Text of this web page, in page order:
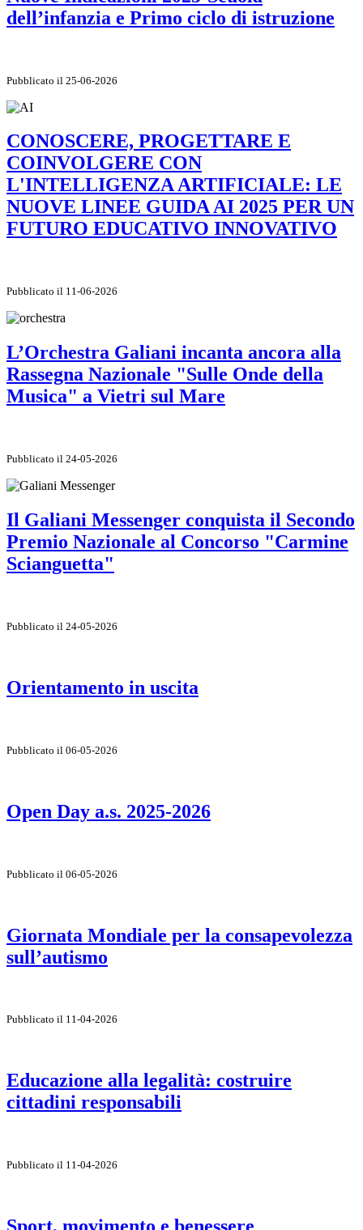
dell’infanzia e Primo ciclo di istruzione
Pubblicato il 25-06-2026
CONOSCERE, PROGETTARE E
COINVOLGERE CON
L'INTELLIGENZA ARTIFICIALE: LE
NUOVE LINEE GUIDA AI 2025 PER UN
FUTURO EDUCATIVO INNOVATIVO
Pubblicato il 11-06-2026
L’Orchestra Galiani incanta ancora alla
Rassegna Nazionale "Sulle Onde della
Musica" a Vietri sul Mare
Pubblicato il 24-05-2026
Il Galiani Messenger conquista il Secondo
Premio Nazionale al Concorso "Carmine
Scianguetta"
Pubblicato il 24-05-2026
Orientamento in uscita
Pubblicato il 06-05-2026
Open Day a.s. 2025-2026
Pubblicato il 06-05-2026
Giornata Mondiale per la consapevolezza
sull’autismo
Pubblicato il 11-04-2026
Educazione alla legalità: costruire
cittadini responsabili
Pubblicato il 11-04-2026